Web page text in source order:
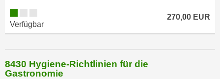
Verfügbar
270,00 EUR
8430 Hygiene-Richtlinien für die
Gastronomie